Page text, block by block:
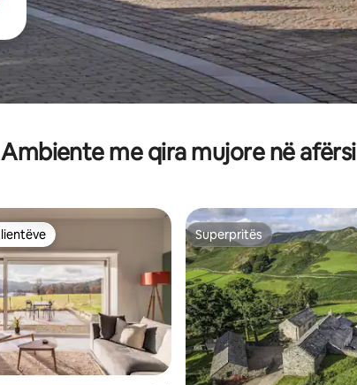
Ambiente me qira mujore në afërsi
Superpritës
Superpritës